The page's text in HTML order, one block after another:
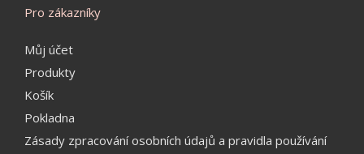
Pro zákazníky
Můj účet
Produkty
Košík
Pokladna
Zásady zpracování osobních údajů a pravidla používání